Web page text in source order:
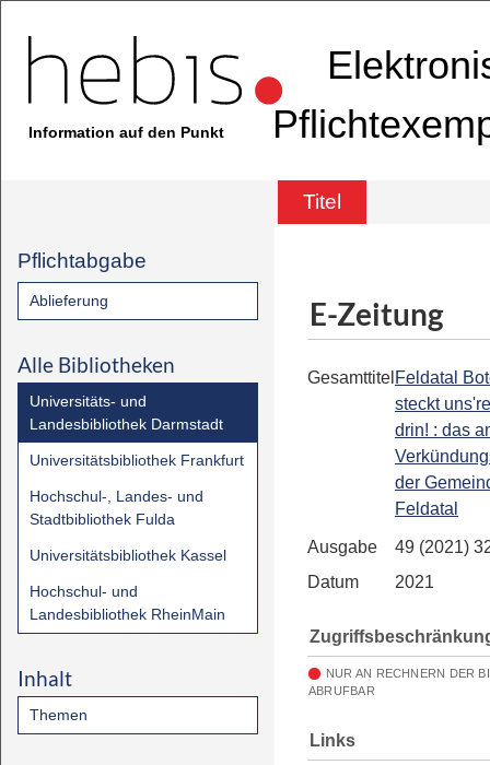
Information auf den Punkt
Titel
Pflichtabgabe
Ablieferung
Alle Bibliotheken
Universitäts- und
Landesbibliothek Darmstadt
Universitätsbibliothek Frankfurt
Hochschul-, Landes- und
Stadtbibliothek Fulda
Universitätsbibliothek Kassel
Hochschul- und
Landesbibliothek RheinMain
Inhalt
Themen
E-Zeitung
Gesamttitel Feldatal
steckt
drin! : das
der
Feldatal
Ausgabe
49 (2021)
Datum
2021
NUR AN RECHNERN DER
ABRUFBAR
Links